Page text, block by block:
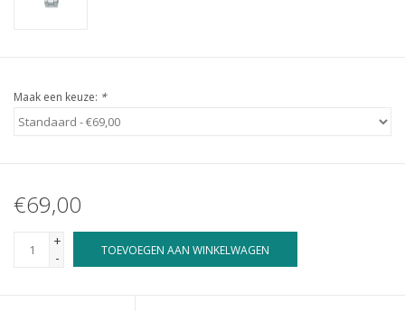
Maak een keuze: *
€69,00
+
-
TOEVOEGEN AAN WINKELWAGEN